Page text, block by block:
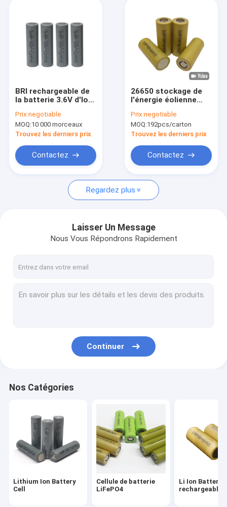
Au sujet de nous
Visite d'usine
Nouvelles
Cas
Lithium Ion Battery Cell
Li Ion Battery rechargeable
Batterie solaire rechargeable
batterie 2200mah 18650
batterie 26650 4000mah
26650 batterie 5000mah
Batterie de LMFP
Paquet de puissance de batterie
BRI rechargeable de
la batterie 3.6V d'Ion
18650 de lithium de
HLY
Prix:negotiable
MOQ:10 000 morceaux
Trouvez les derniers prix
Contactez
26650 stockage de
l'énergie éolienne
Rechargeable For de
lithium de 3.6v
5000mAh
Prix:negotiable
MOQ:192pcs/carton
Trouvez les derniers prix
Contactez
Regardez plus
Laisser Un Message
Nous Vous Répondrons Rapidement
Continuer
Nos Catégories
Lithium Ion Battery
Cell
Cellule de batterie
LiFePO4
Li Ion Battery
rechargeable